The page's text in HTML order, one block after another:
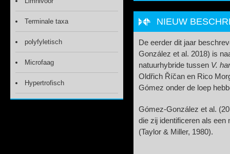
NIEUW
De eerder dit jaar
González et al. 2018) is
natuurhybride tussen V.
Oldřich Říčan en Rico
Gómez onder de loep
Gómez-González et al.
die zij identificeren als
(Taylor & Miller, 1980).
Terminale taxa
polyfyletisch
Microfaag
Hypertrofisch